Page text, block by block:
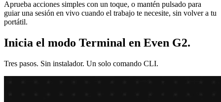
Aprueba acciones simples con un toque, o mantén pulsado para
guiar una sesión en vivo cuando el trabajo te necesite, sin volver a tu
portátil.
Inicia el modo Terminal en Even G2.
Tres pasos. Sin instalador. Un solo comando CLI.